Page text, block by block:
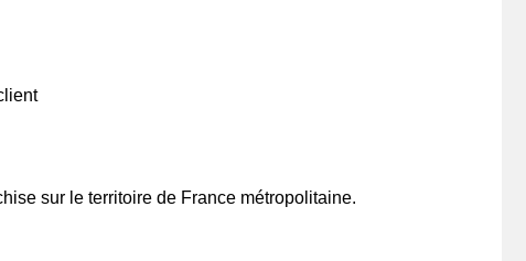
sur le territoire de France métropolitaine.